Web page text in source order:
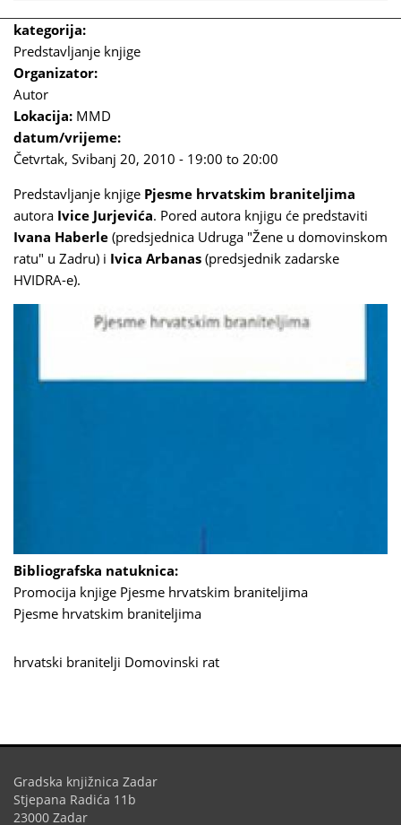
kategorija:
Predstavljanje knjige
Organizator:
Autor
Lokacija: MMD
datum/vrijeme:
Četvrtak, Svibanj 20, 2010 - 19:00 to 20:00
Predstavljanje knjige Pjesme hrvatskim braniteljima
autora Ivice Jurjevića. Pored autora knjigu će predstaviti
Ivana Haberle (predsjednica Udruga "Žene u domovinskom
ratu" u Zadru) i Ivica Arbanas (predsjednik zadarske
HVIDRA-e).
Bibliografska natuknica:
Promocija knjige Pjesme hrvatskim braniteljima
Pjesme hrvatskim braniteljima
hrvatski branitelji Domovinski rat
Gradska knjižnica Zadar
Stjepana Radića 11b
23000 Zadar